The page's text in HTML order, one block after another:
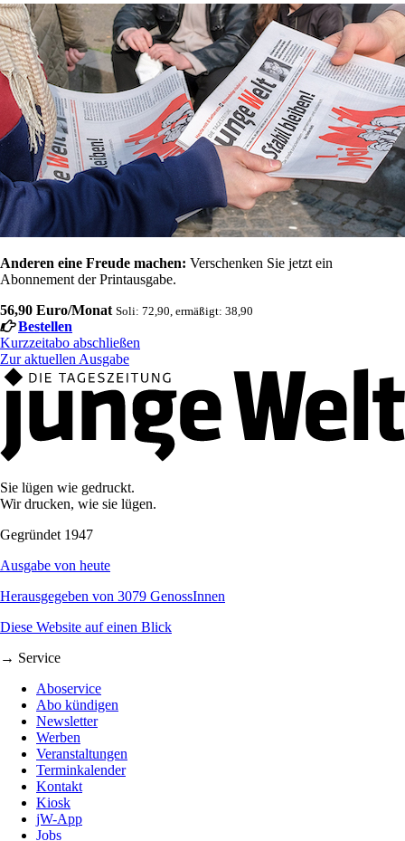
Anderen eine Freude machen: Verschenken Sie jetzt ein
Abonnement der Printausgabe.
56,90 Euro/Monat Soli: 72,90, ermäßigt: 38,90
Bestellen
Kurzzeitabo abschließen
Zur aktuellen Ausgabe
Sie lügen wie gedruckt.
Wir drucken, wie sie lügen.
Gegründet 1947
Ausgabe von heute
Herausgegeben von 3079 GenossInnen
Diese Website auf einen Blick
→ Service
Aboservice
Abo kündigen
Newsletter
Werben
Veranstaltungen
Terminkalender
Kontakt
Kiosk
jW-App
Jobs